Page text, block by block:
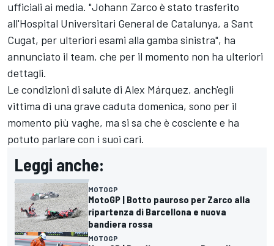
ufficiali ai media. "Johann Zarco è stato trasferito
all'Hospital Universitari General de Catalunya, a Sant
Cugat, per ulteriori esami alla gamba sinistra", ha
annunciato il team, che per il momento non ha ulteriori
dettagli.
Le condizioni di salute di Alex Márquez, anch'egli
vittima di una grave caduta domenica, sono per il
momento più vaghe, ma si sa che è cosciente e ha
potuto parlare con i suoi cari.
Leggi anche:
MOTOGP
MotoGP | Botto pauroso per Zarco alla
ripartenza di Barcellona e nuova
bandiera rossa
MOTOGP